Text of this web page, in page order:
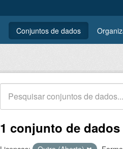
Conjuntos de dados
1 conjunto de